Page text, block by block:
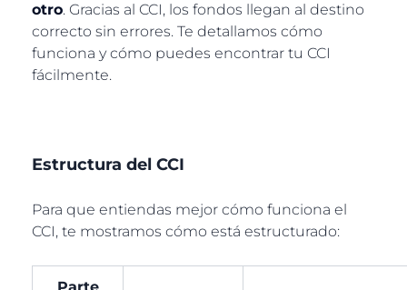
otro. Gracias al CCI, los fondos llegan al destino
correcto sin errores. Te detallamos cómo
funciona y cómo puedes encontrar tu CCI
fácilmente.
Estructura del CCI
Para que entiendas mejor cómo funciona el
CCI, te mostramos cómo está estructurado: